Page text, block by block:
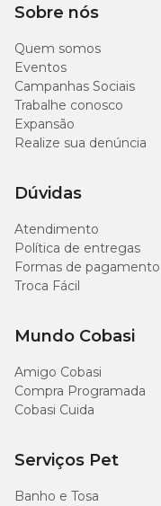
Sobre nós
Quem somos
Eventos
Campanhas Sociais
Trabalhe conosco
Expansão
Realize sua denúncia
Dúvidas
Atendimento
Política de entregas
Formas de pagamento
Troca Fácil
Mundo Cobasi
Amigo Cobasi
Compra Programada
Cobasi Cuida
Serviços Pet
Banho e Tosa